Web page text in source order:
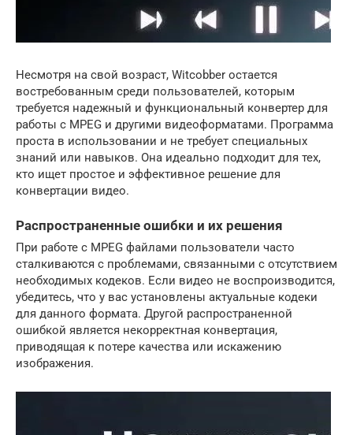
Несмотря на свой возраст, Witcobber остается
востребованным среди пользователей, которым
требуется надежный и функциональный конвертер для
работы с MPEG и другими видеоформатами. Программа
проста в использовании и не требует специальных
знаний или навыков. Она идеально подходит для тех,
кто ищет простое и эффективное решение для
конвертации видео.
Распространенные ошибки и их решения
При работе с MPEG файлами пользователи часто
сталкиваются с проблемами, связанными с отсутствием
необходимых кодеков. Если видео не воспроизводится,
убедитесь, что у вас установлены актуальные кодеки
для данного формата. Другой распространенной
ошибкой является некорректная конвертация,
приводящая к потере качества или искажению
изображения.